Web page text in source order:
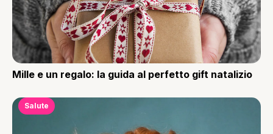
Mille e un regalo: la guida al perfetto gift natalizio
Salute